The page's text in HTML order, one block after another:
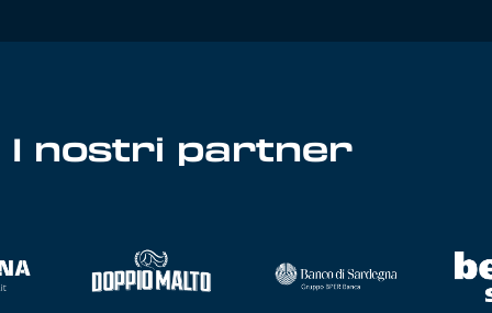
I nostri partner